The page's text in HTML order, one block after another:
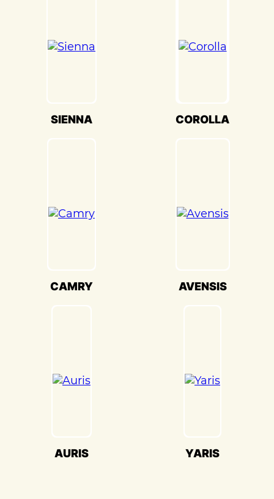
Виста) на дороге.
Наши опытные специалисты по окраске
Кузовной ремонт Toyota Vista(Тойота
Виста) в «Детейлингофъ» – это гарантия
Мы гордимся своей способностью
воссоздавать совершенство Toyota
SIENNA COROLLA
CAMRY AVENSIS
AURIS YARIS